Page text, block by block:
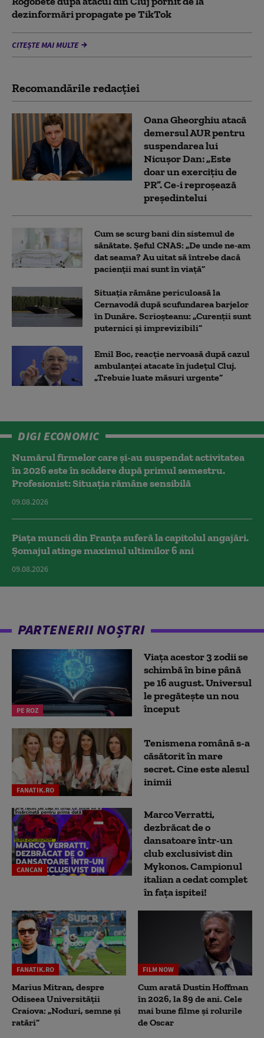
dezinformări propagate pe TikTok
CITEȘTE MAI MULTE
Recomandările redacţiei
Oana Gheorghiu atacă
demersul AUR pentru
suspendarea lui
Nicușor Dan: „Este
doar un exercițiu de
PR”. Ce-i reproșează
președintelui
Cum se scurg bani din sistemul de
sănătate. Șeful CNAS: „De unde ne-am
dat seama? Au uitat să întrebe dacă
pacienții mai sunt în viață”
Situația rămâne periculoasă la
Cernavodă după scufundarea barjelor
în Dunăre. Scrioșteanu: „Curenții sunt
puternici și imprevizibili”
Emil Boc, reacție nervoasă după cazul
ambulanței atacate în județul Cluj.
„Trebuie luate măsuri urgente”
DIGI ECONOMIC
Numărul firmelor care și-au suspendat activitatea
în 2026 este în scădere după primul semestru.
Profesionist: Situația rămâne sensibilă
09.08.2026
Piața muncii din Franța suferă la capitolul angajări.
Șomajul atinge maximul ultimilor 6 ani
09.08.2026
PARTENERII NOȘTRI
PE ROZ
Viața acestor 3 zodii se
schimbă în bine până
pe 16 august. Universul
le pregătește un nou
început
FANATIK.RO
Tenismena română s-a
căsătorit în mare
secret. Cine este alesul
inimii
CANCAN
Marco Verratti,
dezbrăcat de o
dansatoare într-un
club exclusivist din
Mykonos. Campionul
italian a cedat complet
în fața ispitei!
FANATIK.RO
Marius Mitran, despre
Odiseea Universității
Craiova: „Noduri, semne și
ratări”
FILM NOW
Cum arată Dustin Hoffman
în 2026, la 89 de ani. Cele
mai bune filme și rolurile
de Oscar